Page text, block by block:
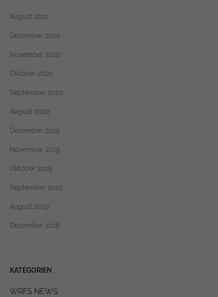
August 2021
Dezember 2020
November 2020
Oktober 2020
September 2020
August 2020
Dezember 2019
November 2019
Oktober 2019
September 2019
August 2019
Dezember 2018
KATEGORIEN
WRFS NEWS